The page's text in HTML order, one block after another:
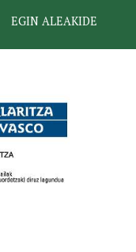
EGIN ALEAKIDE